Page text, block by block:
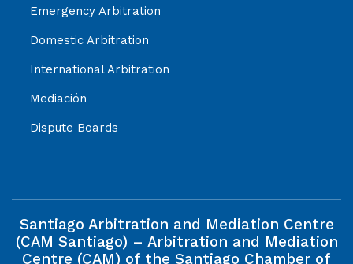
Emergency Arbitration
Domestic Arbitration
International Arbitration
Mediación
Dispute Boards
Santiago Arbitration and Mediation Centre
(CAM Santiago) – Arbitration and Mediation
Centre (CAM) of the Santiago Chamber of